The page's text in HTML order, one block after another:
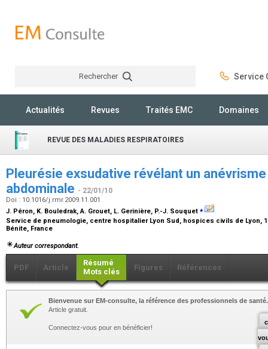
Rechercher Service
Actualités Revues Traités EMC Domaines
REVUE DES MALADIES RESPIRATOIRES
Pleurésie exsudative révélant un
abdominale - 22/01/10
Doi : 10.1016/j.rmr.2009.11.001
J. Péron, K. Bouledrak, A. Grouet, L. Gerinière, P.-J. Souquet ⁎
Service de pneumologie, centre hospitalier Lyon Sud, hospices civils de Lyon,
Bénite, France
Auteur correspondant.
PDF Article
Résumé
Mots clés
Figures Références
Bienvenue sur EM-consulte, la référence des professionnels de santé.
Article gratuit.
Connectez-vous pour en bénéficier!